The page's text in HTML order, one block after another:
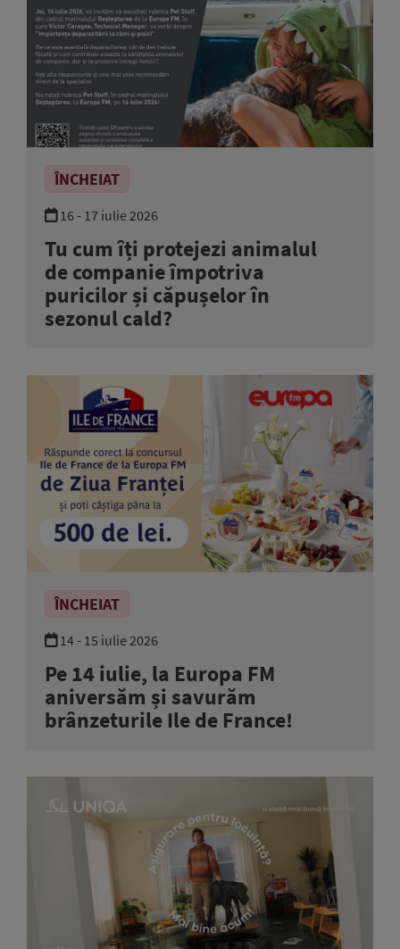
ÎNCHEIAT
16 - 17 iulie 2026
Tu cum îți protejezi animalul
de companie împotriva
puricilor și căpușelor în
sezonul cald?
ÎNCHEIAT
14 - 15 iulie 2026
Pe 14 iulie, la Europa FM
aniversăm și savurăm
brânzeturile Ile de France!